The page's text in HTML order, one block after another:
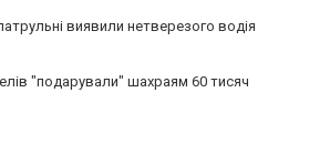
виявили нетверезого водія
"подарували" шахраям 60 тисяч